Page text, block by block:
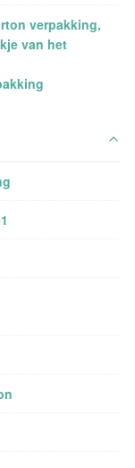
verpakking,
van het